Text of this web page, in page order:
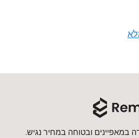
במאפיינים ובטוחה במחיר נגיש.